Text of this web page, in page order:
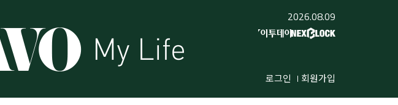
2026.08.09
로그인 회원가입